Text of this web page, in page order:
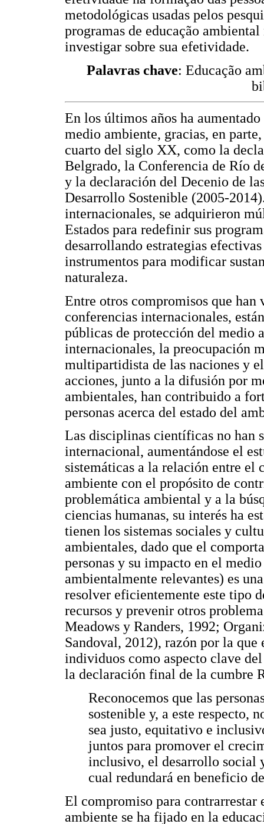
metodológicas usadas pelos
programas de educação
investigar sobre sua efetividade.
Palavras chave: Educação
En los últimos años ha
medio ambiente, gracias, en
cuarto del siglo XX, como la
Belgrado, la Conferencia de Río
y la declaración del Decenio de
Desarrollo Sostenible (2005-
internacionales, se adquirieron
Estados para redefinir sus
desarrollando estrategias
instrumentos para modificar
naturaleza.
Entre otros compromisos que han
conferencias internacionales,
públicas de protección del medio
internacionales, la preocupación
multipartidista de las naciones y
acciones, junto a la difusión por
ambientales, han contribuido a
personas acerca del estado del
Las disciplinas científicas no han
internacional, aumentándose el
sistemáticas a la relación entre el
ambiente con el propósito de
problemática ambiental y a la
ciencias humanas, su interés ha
tienen los sistemas sociales y
ambientales, dado que el
personas y su impacto en el
ambientalmente relevantes) es
resolver eficientemente este tipo
recursos y prevenir otros
Meadows y Randers, 1992;
Sandoval, 2012), razón por la
individuos como aspecto clave
la declaración final de la cumbre
Reconocemos que las
sostenible y, a este respecto,
sea justo, equitativo e
juntos para promover el
inclusivo, el desarrollo social
cual redundará en beneficio
El compromiso para contrarrestar
ambiente se ha fijado en la